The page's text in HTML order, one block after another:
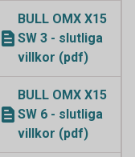
BULL OMX X15
SW 3 - slutliga
villkor (pdf)
BULL OMX X15
SW 6 - slutliga
villkor (pdf)